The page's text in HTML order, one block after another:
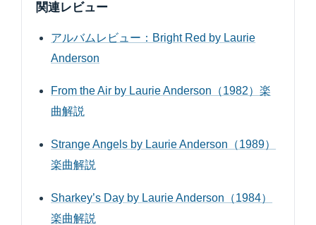
関連レビュー
アルバムレビュー：Bright Red by Laurie
Anderson
From the Air by Laurie Anderson（1982）楽
曲解説
Strange Angels by Laurie Anderson（1989）
楽曲解説
Sharkey’s Day by Laurie Anderson（1984）
楽曲解説